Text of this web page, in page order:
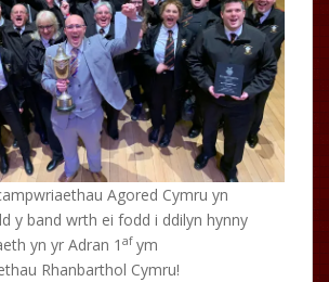
Agored Cymru yn
y band wrth ei fodd i ddilyn hynny
yn yr Adran 1 afym
Rhanbarthol Cymru!